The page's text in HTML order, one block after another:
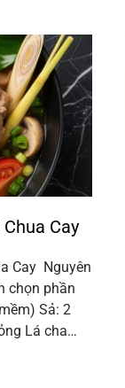
Cay
Cay Nguyên
chọn phần
Sả: 2
Lá cha…